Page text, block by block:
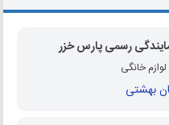
رسمی پارس خزر
خانگی
بهشتی